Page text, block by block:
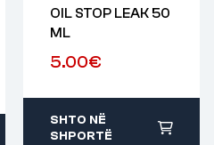
OIL STOP LEAK 50
ML
5.00€
SHTO NË
SHPORTË